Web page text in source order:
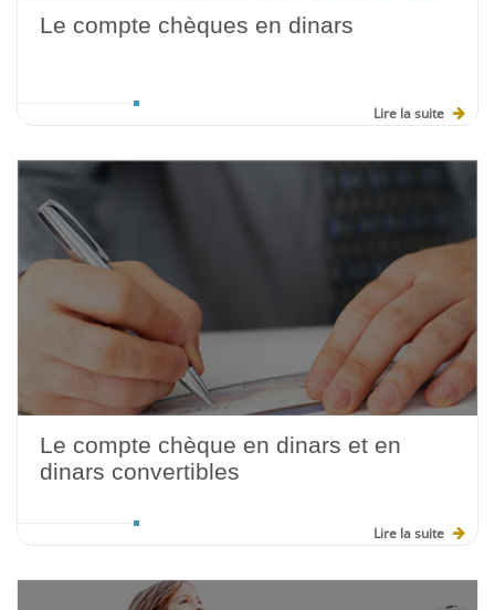
Le compte chèques en dinars
Lire la suite
Le compte chèque en dinars et en
dinars convertibles
Lire la suite